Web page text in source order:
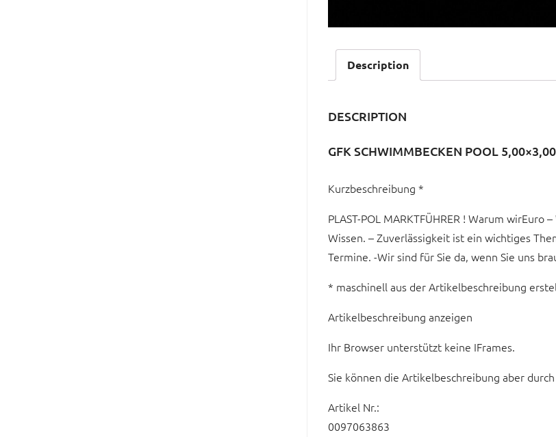
Description
DESCRIPTION
GFK SCHWIMMBECKEN POOL
Kurzbeschreibung *
PLAST-POL MARKTFÜHRER ! Warum
Wissen. – Zuverlässigkeit ist ein wichtiges
Termine. -Wir sind für Sie da, wenn Sie uns
* maschinell aus der Artikelbeschreibung
Artikelbeschreibung anzeigen
Ihr Browser unterstützt keine IFrames.
Sie können die Artikelbeschreibung aber
Artikel Nr.:
0097063863